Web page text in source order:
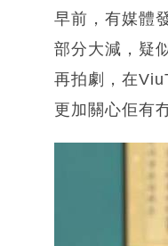
早前，有媒體
部分大減，疑
再拍劇，在
更加關心佢有